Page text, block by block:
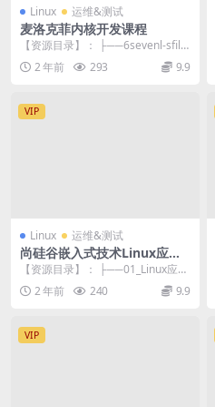
Linux 运维&测试
麦洛克菲内核开发课程
【资源目录】： ├──6sevenl-sfilte
r | └──sfilter....
2 年前 293 9.9
VIP
Linux 运维&测试
尚硅谷嵌入式技术Linux应用
层开发视频教程
【资源目录】： ├──01_Linux应用
层编程课程介绍.mp4 35.66M ...
2 年前 240 9.9
VIP